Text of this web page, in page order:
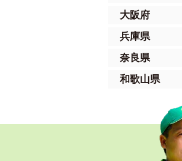
大阪府
兵庫県
奈良県
和歌山県